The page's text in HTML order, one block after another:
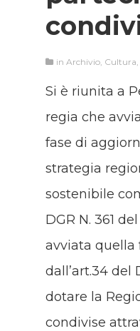
in Archivio Cultura
Si è riunita a
regia che
fase di
strategia
sostenibile
DGR N. 361
avviata quella
dall’art.34 del
dotare la
condivise